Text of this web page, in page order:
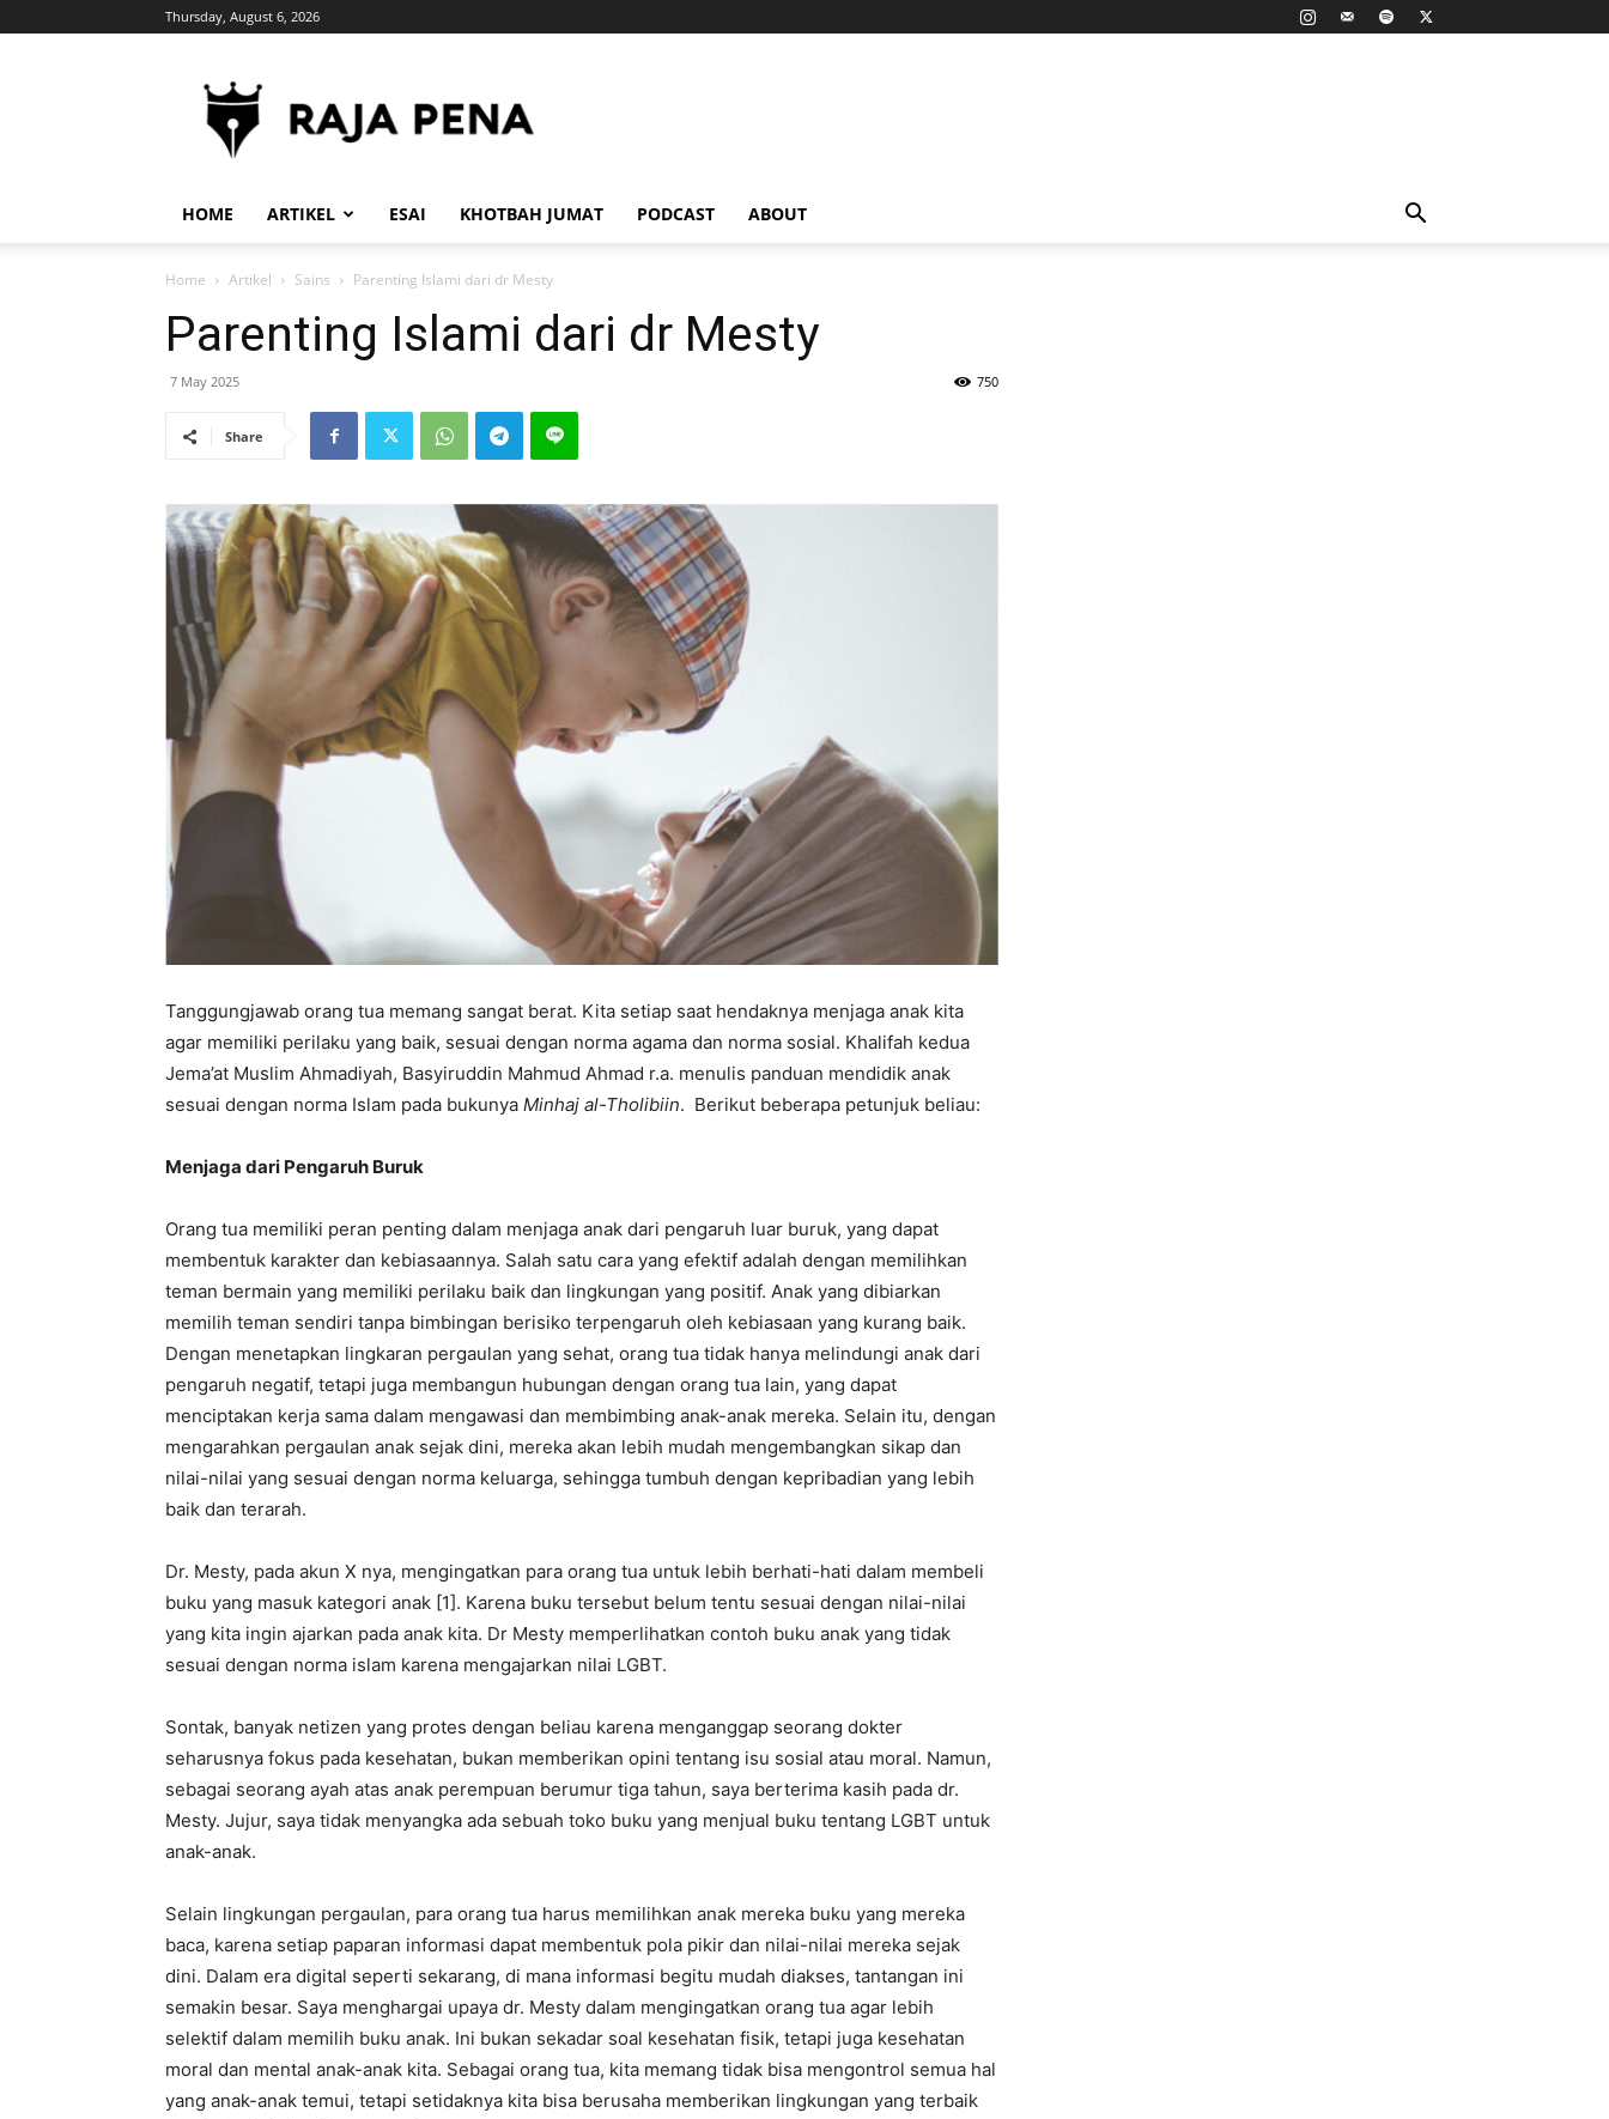
Thursday, August 6, 2026
HOME ARTIKEL ESAI KHOTBAH JUMAT PODCAST ABOUT
Home Artikel Sains Parenting Islami dari dr Mesty
Parenting Islami dari dr Mesty
7 May 2025 750
Share
Tanggungjawab orang tua memang sangat berat. Kita setiap saat hendaknya menjaga anak kita
agar memiliki perilaku yang baik, sesuai dengan norma agama dan norma sosial. Khalifah kedua
Jema’at Muslim Ahmadiyah, Basyiruddin Mahmud Ahmad r.a. menulis panduan mendidik anak
sesuai dengan norma Islam pada bukunya Minhaj al-Tholibiin. Berikut beberapa petunjuk beliau:
Menjaga dari Pengaruh Buruk
Orang tua memiliki peran penting dalam menjaga anak dari pengaruh luar buruk, yang dapat
membentuk karakter dan kebiasaannya. Salah satu cara yang efektif adalah dengan memilihkan
teman bermain yang memiliki perilaku baik dan lingkungan yang positif. Anak yang dibiarkan
memilih teman sendiri tanpa bimbingan berisiko terpengaruh oleh kebiasaan yang kurang baik.
Dengan menetapkan lingkaran pergaulan yang sehat, orang tua tidak hanya melindungi anak dari
pengaruh negatif, tetapi juga membangun hubungan dengan orang tua lain, yang dapat
menciptakan kerja sama dalam mengawasi dan membimbing anak-anak mereka. Selain itu, dengan
mengarahkan pergaulan anak sejak dini, mereka akan lebih mudah mengembangkan sikap dan
nilai-nilai yang sesuai dengan norma keluarga, sehingga tumbuh dengan kepribadian yang lebih
baik dan terarah.
Dr. Mesty, pada akun X nya, mengingatkan para orang tua untuk lebih berhati-hati dalam membeli
buku yang masuk kategori anak [1]. Karena buku tersebut belum tentu sesuai dengan nilai-nilai
yang kita ingin ajarkan pada anak kita. Dr Mesty memperlihatkan contoh buku anak yang tidak
sesuai dengan norma islam karena mengajarkan nilai LGBT.
Sontak, banyak netizen yang protes dengan beliau karena menganggap seorang dokter
seharusnya fokus pada kesehatan, bukan memberikan opini tentang isu sosial atau moral. Namun,
sebagai seorang ayah atas anak perempuan berumur tiga tahun, saya berterima kasih pada dr.
Mesty. Jujur, saya tidak menyangka ada sebuah toko buku yang menjual buku tentang LGBT untuk
anak-anak.
Selain lingkungan pergaulan, para orang tua harus memilihkan anak mereka buku yang mereka
baca, karena setiap paparan informasi dapat membentuk pola pikir dan nilai-nilai mereka sejak
dini. Dalam era digital seperti sekarang, di mana informasi begitu mudah diakses, tantangan ini
semakin besar. Saya menghargai upaya dr. Mesty dalam mengingatkan orang tua agar lebih
selektif dalam memilih buku anak. Ini bukan sekadar soal kesehatan fisik, tetapi juga kesehatan
moral dan mental anak-anak kita. Sebagai orang tua, kita memang tidak bisa mengontrol semua hal
yang anak-anak temui, tetapi setidaknya kita bisa berusaha memberikan lingkungan yang terbaik